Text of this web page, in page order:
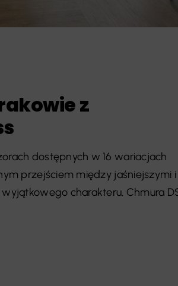
z
dostępnych w 16 wariacjach
przejściem między jaśniejszymi i
charakteru. Chmura